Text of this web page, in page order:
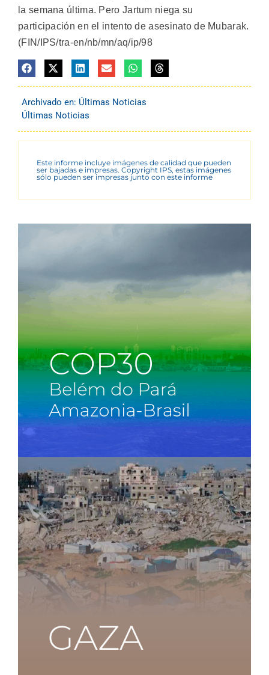
la semana última. Pero Jartum niega su
participación en el intento de asesinato de Mubarak.
(FIN/IPS/tra-en/nb/mn/aq/ip/98
Archivado en: Últimas Noticias
Últimas Noticias
Este informe incluye imágenes de calidad que pueden
ser bajadas e impresas. Copyright IPS, estas imágenes
sólo pueden ser impresas junto con este informe